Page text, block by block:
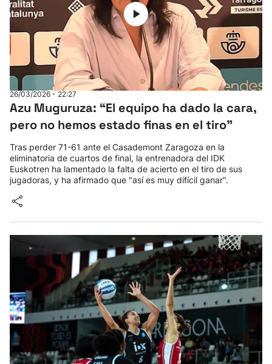
26/03/2026 - 22:27
Azu Muguruza: “El equipo ha dado la cara,
pero no hemos estado finas en el tiro"
Tras perder 71-61 ante el Casademont Zaragoza en la
eliminatoria de cuartos de final, la entrenadora del IDK
Euskotren ha lamentado la falta de acierto en el tiro de sus
jugadoras, y ha afirmado que "así es muy difícil ganar".